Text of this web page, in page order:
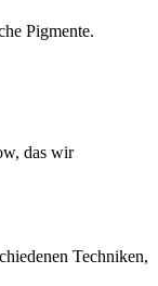
Pigmente.
das wir
Techniken,